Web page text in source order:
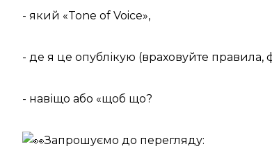
- який «Tone of Voice»,
- де я це опублікую (враховуйте
- навіщо або «щоб що?
Запрошуємо до перегляду: